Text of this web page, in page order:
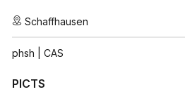
Schaffhausen
phsh | CAS
PICTS